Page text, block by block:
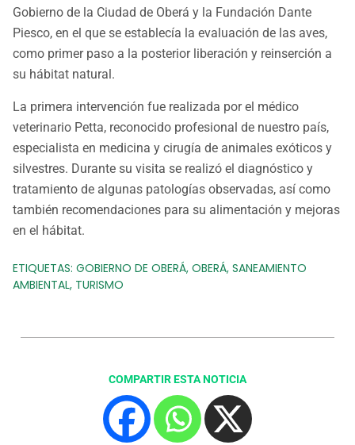
Gobierno de la Ciudad de Oberá y la Fundación Dante
Piesco, en el que se establecía la evaluación de las aves,
como primer paso a la posterior liberación y reinserción a
su hábitat natural.
La primera intervención fue realizada por el médico
veterinario Petta, reconocido profesional de nuestro país,
especialista en medicina y cirugía de animales exóticos y
silvestres. Durante su visita se realizó el diagnóstico y
tratamiento de algunas patologías observadas, así como
también recomendaciones para su alimentación y mejoras
en el hábitat.
ETIQUETAS: GOBIERNO DE OBERÁ, OBERÁ, SANEAMIENTO
AMBIENTAL, TURISMO
COMPARTIR ESTA NOTICIA